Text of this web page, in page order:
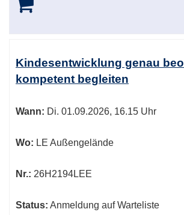
Kindesentwicklung genau
kompetent begleiten
Wann: Di. 01.09.2026, 16.15 Uhr
Wo: LE Außengelände
Nr.: 26H2194LEE
Status: Anmeldung auf Warteliste